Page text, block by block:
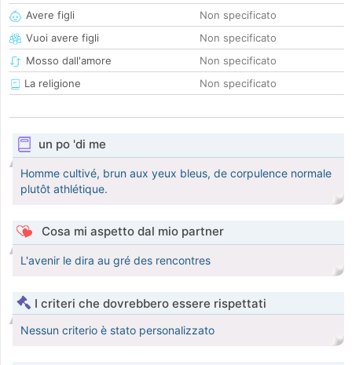
Avere figli
Non specificato
Vuoi avere figli
Non specificato
Mosso dall'amore
Non specificato
La religione
Non specificato
un po 'di me
Homme cultivé, brun aux yeux bleus, de corpulence normale
plutôt athlétique.
Cosa mi aspetto dal mio partner
L'avenir le dira au gré des rencontres
I criteri che dovrebbero essere rispettati
Nessun criterio è stato personalizzato